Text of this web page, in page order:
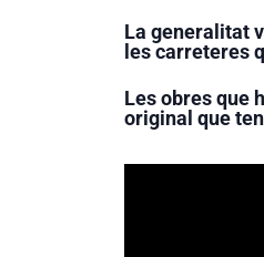
La generalitat
les carreteres
Les obres que
original que